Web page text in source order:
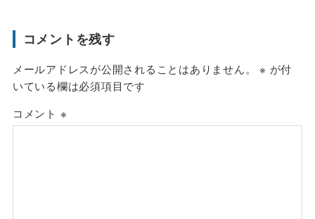
コメントを残す
メールアドレスが公開されることはありません。 ※ が付
いている欄は必須項目です
コメント ※